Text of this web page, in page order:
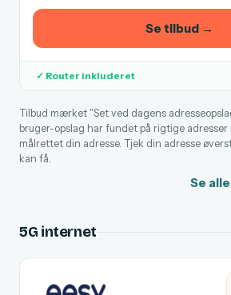
Se tilbud →
✓ Router inkluderet
Tilbud mærket "Set ved dagens
bruger-opslag har fundet på rigtige adresser
målrettet din adresse. Tjek din adresse
kan få.
Se
5G internet